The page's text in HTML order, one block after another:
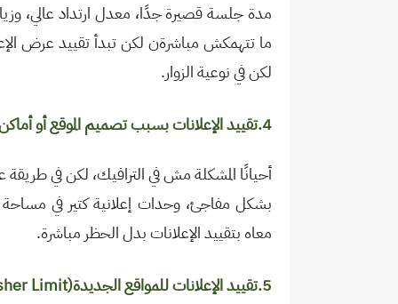
مدة جلسة قصيرة جدًا، معدل ارتداد عالي،
ما تتهمكش مباشرةن لكن تبدأ تقييد عرض
لكن في نوعية الزوار.
4.تقييد الإعلانات بسبب تصميم الموقع أو أماكن الإعلانات
أحيانًا المشكلة مش في الترافيك، لكن في طريقة
بشكل مفاجئ، وحدات إعلانية كتير في
معاه بتقييد الإعلانات بدل الحظر مباشرة.
5.تقييد الإعلانات للمواقع الجديدة Limit)